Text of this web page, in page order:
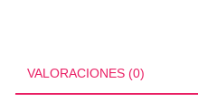
VALORACIONES (0)